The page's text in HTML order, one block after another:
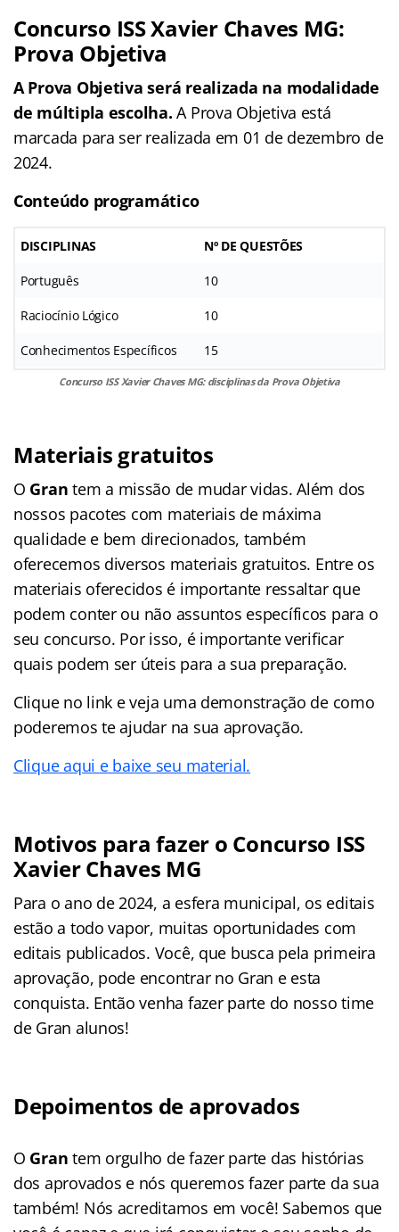
Concurso ISS Xavier Chaves MG:
Prova Objetiva
A Prova Objetiva será realizada na modalidade
de múltipla escolha. A Prova Objetiva está
marcada para ser realizada em 01 de dezembro de
2024.
Conteúdo programático
DISCIPLINAS Nº DE QUESTÕES
Português 10
Raciocínio Lógico 10
Conhecimentos Específicos 15
Concurso ISS Xavier Chaves MG: disciplinas da Prova Objetiva
Materiais gratuitos
O Grantem a missão de mudar vidas. Além dos
nossos pacotes com materiais de máxima
qualidade e bem direcionados, também
oferecemos diversos materiais gratuitos. Entre os
materiais oferecidos é importante ressaltar que
podem conter ou não assuntos específicos para o
seu concurso. Por isso, é importante verificar
quais podem ser úteis para a sua preparação.
Clique no link e veja uma demonstração de como
poderemos te ajudar na sua aprovação.
Clique aqui e baixe seu material.
Motivos para fazer o Concurso ISS
Xavier Chaves MG
Para o ano de 2024, a esfera municipal, os editais
estão a todo vapor, muitas oportunidades com
editais publicados. Você, que busca pela primeira
aprovação, pode encontrar no Gran e esta
conquista. Então venha fazer parte do nosso time
de Gran alunos!
Depoimentos de aprovados
O Gran tem orgulho de fazer parte das histórias
dos aprovados e nós queremos fazer parte da sua
também! Nós acreditamos em você! Sabemos que